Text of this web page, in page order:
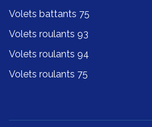
Volets battants 75
Volets roulants 93
Volets roulants 94
Volets roulants 75